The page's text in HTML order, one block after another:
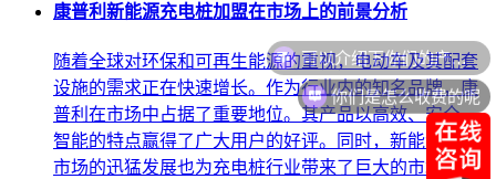
康普利新能源充电桩加盟在市场上的前景分析
随着全球对环保和可再生能源的重视，电动车及其配套
设施的需求正在快速增长。作为行业内的知名品牌，康
普利在市场中占据了重要地位。其产品以高效、安全、
智能的特点赢得了广大用户的好评。同时，新能源汽车
市场的迅猛发展也为充电桩行业带来了巨大的市场潜力
你们是怎么收费的呢